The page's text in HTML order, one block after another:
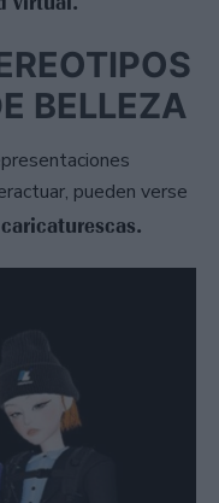
BELLEZA
pueden verse